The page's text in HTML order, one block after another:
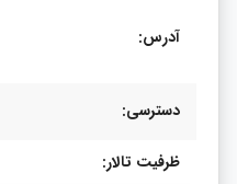
آدرس:
دسترسی:
ظرفیت تالار: